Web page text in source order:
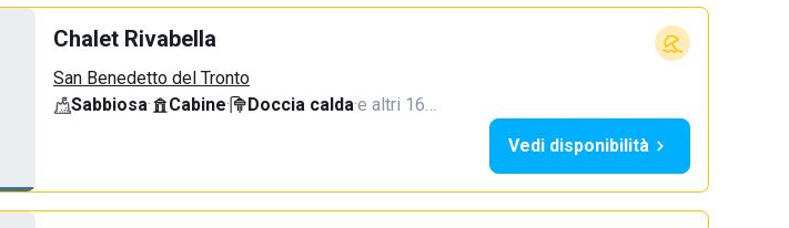
Chalet Rivabella
San Benedetto del Tronto
Sabbiosa· Cabine· Doccia calda·e altri 16…
Vedi disponibilità